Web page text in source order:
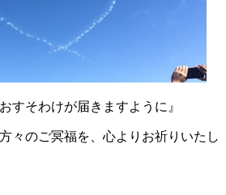
すそわけが届きますように』
々のご冥福を、心よりお祈りいたし